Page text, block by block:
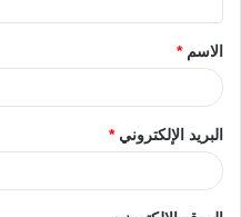
الاسم*
البريد الإلكتروني*